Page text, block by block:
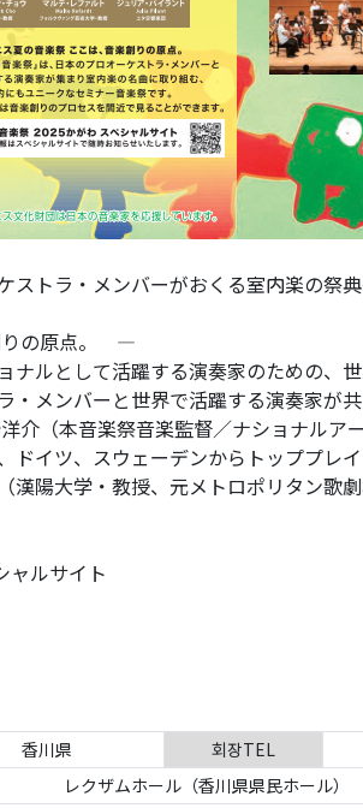
ストラ・メンバーがおくる室内楽の祭
の原点。 ―
ナルとして活躍する演奏家のための、
・メンバーと世界で活躍する演奏家が
介（本音楽祭音楽監督／ナショナルア
ドイツ、スウェーデンからトッププレ
漢陽大学・教授、元メトロポリタン歌
ャルサイト
香川県 회장TEL
レクザムホール（香川県県民ホール